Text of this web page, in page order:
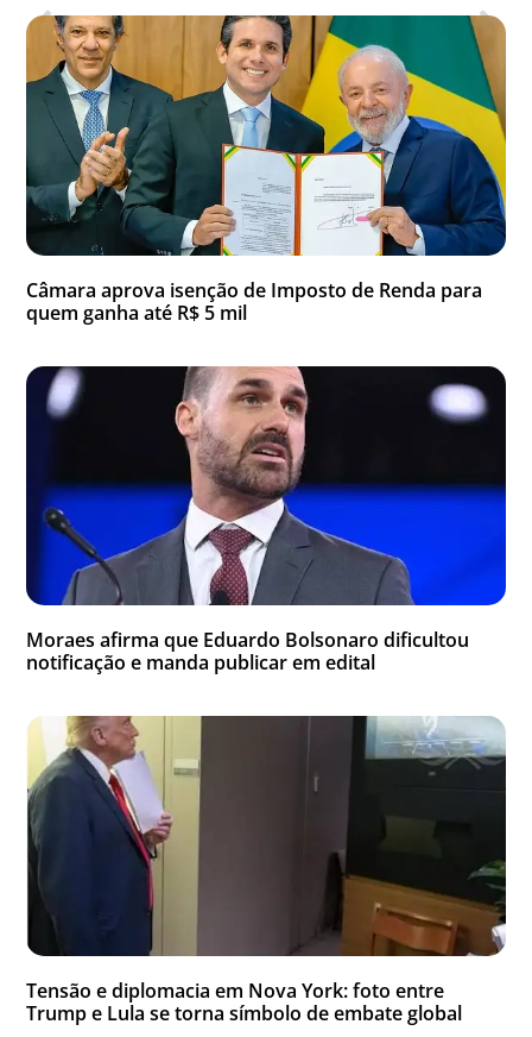
Anterior Próxima
Veja também
Câmara aprova isenção de Imposto de Renda para
quem ganha até R$ 5 mil
Moraes afirma que Eduardo Bolsonaro dificultou
notificação e manda publicar em edital
Tensão e diplomacia em Nova York: foto entre
Trump e Lula se torna símbolo de embate global